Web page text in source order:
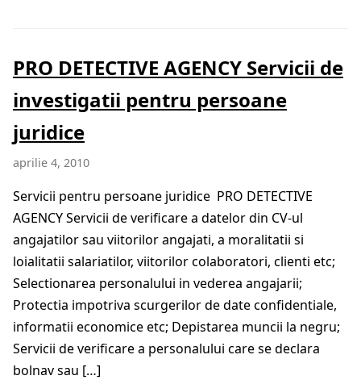
PRO DETECTIVE AGENCY Servicii de
investigatii pentru persoane
juridice
aprilie 4, 2010
Servicii pentru persoane juridice PRO DETECTIVE
AGENCY Servicii de verificare a datelor din CV-ul
angajatilor sau viitorilor angajati, a moralitatii si
loialitatii salariatilor, viitorilor colaboratori, clienti etc;
Selectionarea personalului in vederea angajarii;
Protectia impotriva scurgerilor de date confidentiale,
informatii economice etc; Depistarea muncii la negru;
Servicii de verificare a personalului care se declara
bolnav sau […]